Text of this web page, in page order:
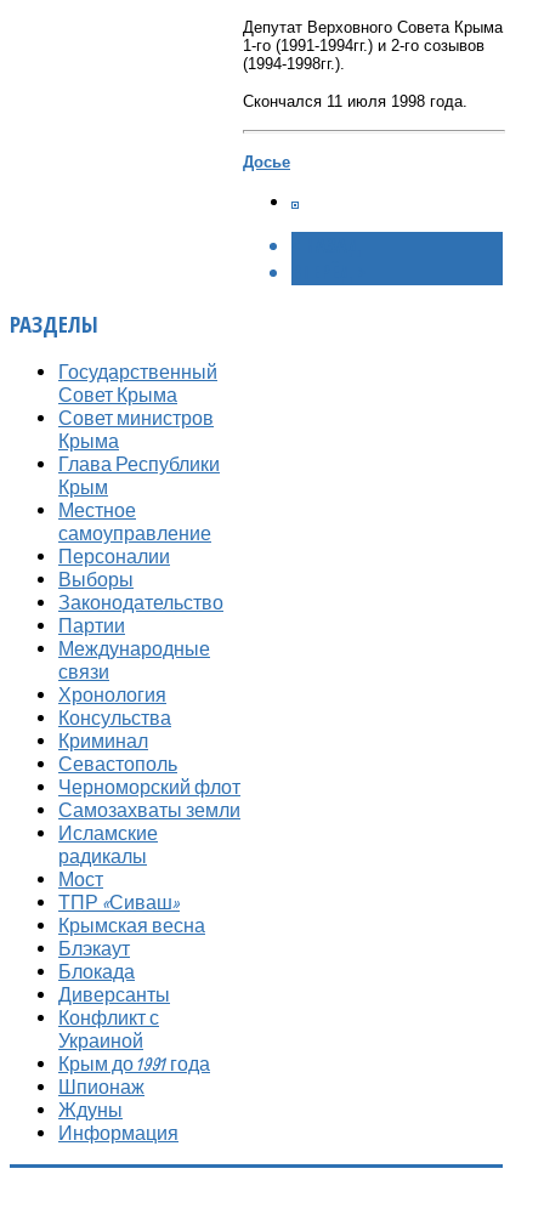
Депутат Верховного Совета Крыма
1-го (1991-1994гг.) и 2-го созывов
(1994-1998гг.).
Скончался 11 июля 1998 года.
Досье
РАЗДЕЛЫ
Государственный
Совет Крыма
Совет министров
Крыма
Глава Республики
Крым
Местное
самоуправление
Персоналии
Выборы
Законодательство
Партии
Международные
связи
Хронология
Консульства
Криминал
Севастополь
Черноморский флот
Самозахваты земли
Исламские
радикалы
Мост
ТПР «Сиваш»
Крымская весна
Блэкаут
Блокада
Диверсанты
Конфликт с
Украиной
Крым до 1991 года
Шпионаж
Ждуны
Информация